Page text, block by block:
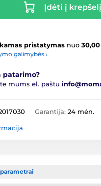
Įdėti į krepšelį
pristatymas nuo
galimybės ›
patarimo?
mums el. paštu
Garantija: 24 mėn.